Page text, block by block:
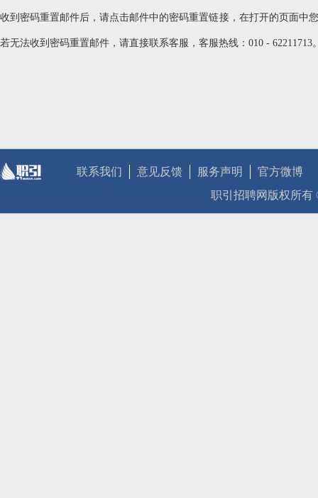
收到密码重置邮件后，请点击邮件中的密码重置链接，在打开的页面中
若无法收到密码重置邮件，请直接联系客服，客服热线：010 - 62211713
联系我们 意见反馈 服务声明
官方微博
职引招聘网版权所有